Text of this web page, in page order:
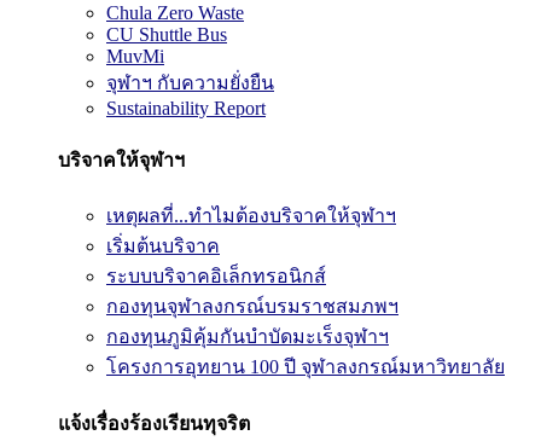
Chula Zero Waste
CU Shuttle Bus
MuvMi
จุฬาฯ กับความยั่งยืน
Sustainability Report
บริจาคให้จุฬาฯ
เหตุผลที่...ทำไมต้องบริจาคให้จุฬาฯ
เริ่มต้นบริจาค
ระบบบริจาคอิเล็กทรอนิกส์
กองทุนจุฬาลงกรณ์บรมราชสมภพฯ
กองทุนภูมิคุ้มกันบำบัดมะเร็งจุฬาฯ
โครงการอุทยาน 100 ปี จุฬาลงกรณ์มหาวิทยาลัย
แจ้งเรื่องร้องเรียนทุจริต